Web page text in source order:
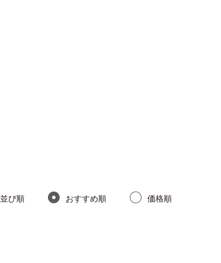
並び順 おすすめ順 価格順